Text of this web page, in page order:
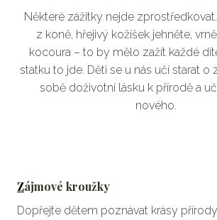
Některé zážitky nejde
z koně, hřejivý kožíšek jehněte,
kocoura – to by mělo zažít každé
statku to jde. Děti se u nás učí starat o
sobě doživotní lásku k přírodě a
nového.
Zájmové kroužky
Dopřejte dětem poznávat krásy